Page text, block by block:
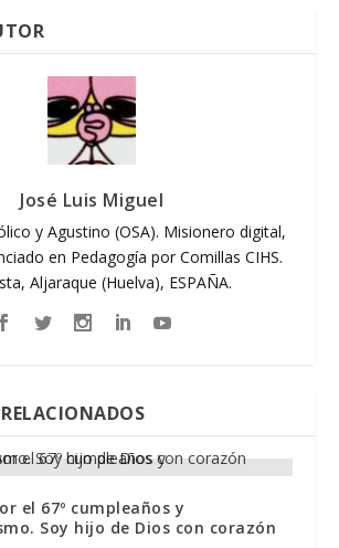
José Luis Miguel
y Agustino (OSA). Misionero digital,
en Pedagogía por Comillas CIHS.
Aljaraque (Huelva), ESPAÑA.
el 67º cumpleaños y
Soy hijo de Dios con corazón